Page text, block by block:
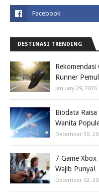
DESTINASI TRENDING
Runner
January 29, 2026
Biodata
Wanita
December 30,
7 Game
Wajib Punya!
December 02,